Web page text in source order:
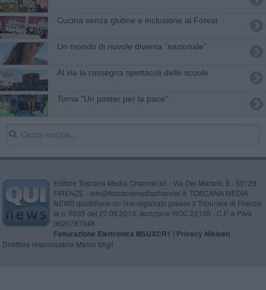
Cucina senza glutine e inclusione al Foresi
Un mondo di nuvole diventa "nazionale"
Al via la rassegna spettacoli delle scuole
Torna "Un poster per la pace"
Editore Toscana Media Channel srl - Via Dei Martelli, 8 - 50129
FIRENZE - info@toscanamediachannel.it. TOSCANA MEDIA
NEWS quotidiano on line registrato presso il Tribunale di Firenze
al n. 5935 del 27.09.2013. Iscrizione ROC 22105 - C.F. e P.Iva
0620787048
Fatturazione Elettronica M5UXCR1 | Privacy Nielsen
Direttore responsabile Marco Migli